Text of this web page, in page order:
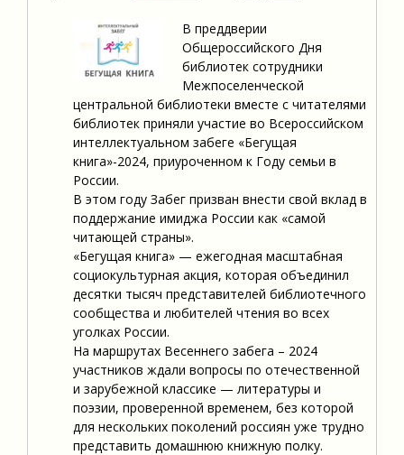
В преддверии
Общероссийского Дня
библиотек сотрудники
Межпоселенческой
центральной библиотеки вместе с читателями
библиотек приняли участие во Всероссийском
интеллектуальном забеге «Бегущая
книга»-2024, приуроченном к Году семьи в
России.
В этом году Забег призван внести свой вклад в
поддержание имиджа России как «самой
читающей страны».
«Бегущая книга» — ежегодная масштабная
социокультурная акция, которая объединил
десятки тысяч представителей библиотечного
сообщества и любителей чтения во всех
уголках России.
На маршрутах Весеннего забега – 2024
участников ждали вопросы по отечественной
и зарубежной классике — литературы и
поэзии, проверенной временем, без которой
для нескольких поколений россиян уже трудно
представить домашнюю книжную полку.